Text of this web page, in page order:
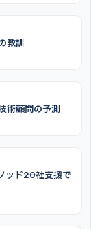
教訓
術顧問の予測
ド――20社支援で